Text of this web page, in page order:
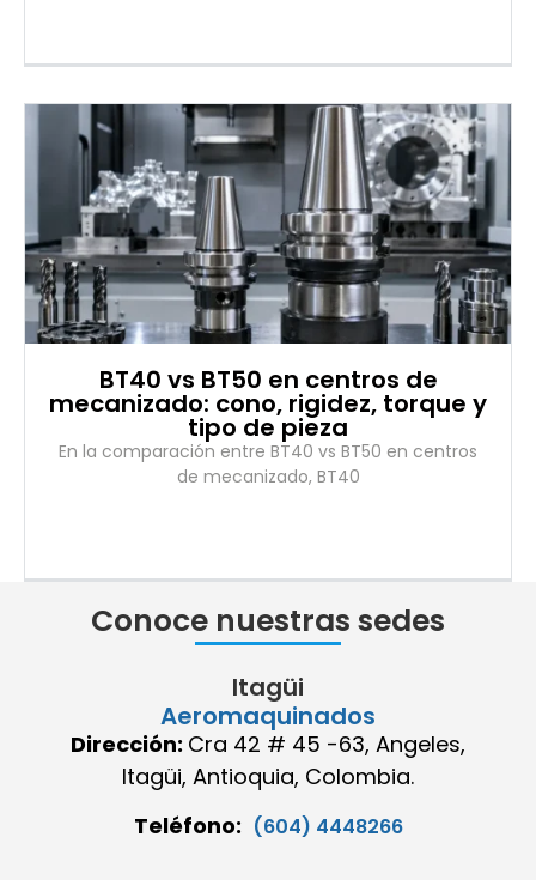
BT40 vs BT50 en centros de
mecanizado: cono, rigidez, torque y
tipo de pieza
En la comparación entre BT40 vs BT50 en centros
de mecanizado, BT40
Conoce nuestras sedes
Itagüi
Aeromaquinados
Dirección: Cra 42 # 45 -63, Angeles,
Itagüi, Antioquia, Colombia.
Teléfono: (604) 4448266